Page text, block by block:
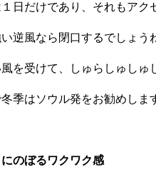
日だけであり、それもア
逆風なら閉口するでしょう
を受けて、しゅらしゅしゅ
季はソウル発をお勧めしま
のぼるワクワク感